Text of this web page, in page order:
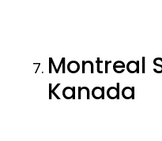
Montreal
Kanada